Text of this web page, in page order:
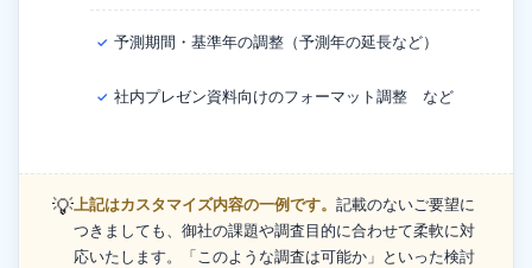
✓ 予測期間・基準年の調整（予測年の延長など）
✓ 社内プレゼン資料向けのフォーマット調整 など
💡上記はカスタマイズ内容の一例です。 記載のないご要望に
つきましても、御社の課題や調査目的に合わせて柔軟に対
応いたします。「このような調査は可能か」といった検討